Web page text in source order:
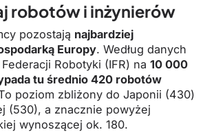
robotów i inżynierów
pozostają najbardziej
Europy. Według danych
Robotyki (IFR) na 10 000
tu średnio 420 robotów
poziom zbliżony do Japonii (430)
(530), a znacznie powyżej
wynoszącej ok. 180.